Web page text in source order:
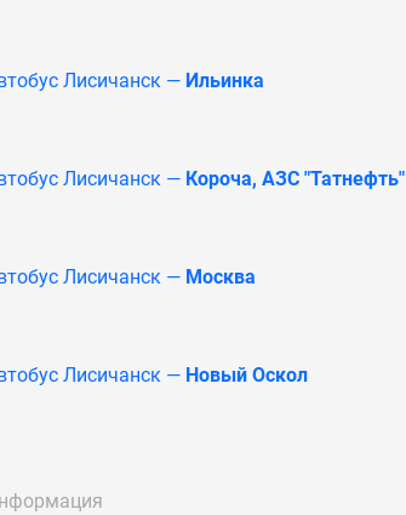
Лисичанск — Ильинка
Лисичанск — Короча, АЗС "Татнефть"
Лисичанск — Москва
Лисичанск — Новый Оскол